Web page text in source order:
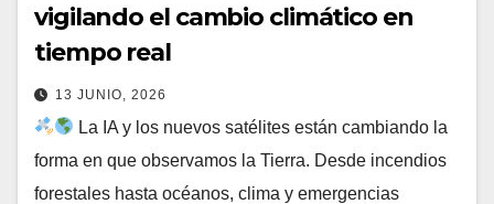
vigilando el cambio climático en
tiempo real
13 JUNIO, 2026
La IA y los nuevos satélites están cambiando la
forma en que observamos la Tierra. Desde incendios
forestales hasta océanos, clima y emergencias